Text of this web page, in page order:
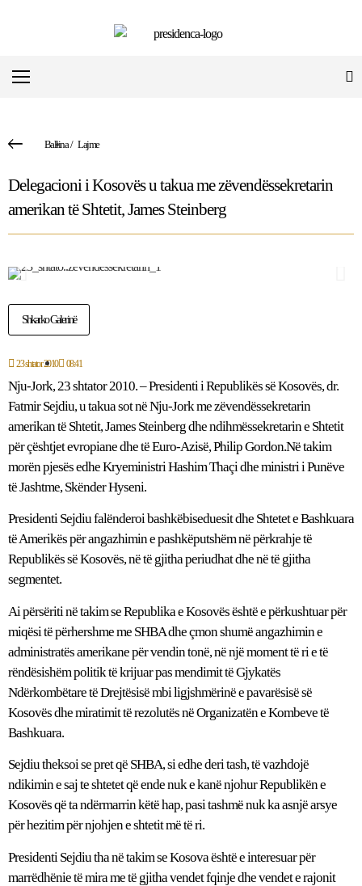
Ballina/ Lajme
Delegacioni i Kosovës u takua me zëvendëssekretarin
amerikan të Shtetit, James Steinberg
Shkarko Galerinë
23 shtator 2010 08:41
Nju-Jork, 23 shtator 2010. – Presidenti i Republikës së Kosovës, dr.
Fatmir Sejdiu, u takua sot në Nju-Jork me zëvendëssekretarin
amerikan të Shtetit, James Steinberg dhe ndihmëssekretarin e Shtetit
për çështjet evropiane dhe të Euro-Azisë, Philip Gordon.Në takim
morën pjesës edhe Kryeministri Hashim Thaçi dhe ministri i Punëve
të Jashtme, Skënder Hyseni.
Presidenti Sejdiu falënderoi bashkëbiseduesit dhe Shtetet e Bashkuara
të Amerikës për angazhimin e pashkëputshëm në përkrahje të
Republikës së Kosovës, në të gjitha periudhat dhe në të gjitha
segmentet.
Ai përsëriti në takim se Republika e Kosovës është e përkushtuar për
miqësi të përhershme me SHBA dhe çmon shumë angazhimin e
administratës amerikane për vendin tonë, në një moment të ri e të
rëndësishëm politik të krijuar pas mendimit të Gjykatës
Ndërkombëtare të Drejtësisë mbi ligjshmërinë e pavarësisë së
Kosovës dhe miratimit të rezolutës në Organizatën e Kombeve të
Bashkuara.
Sejdiu theksoi se pret që SHBA, si edhe deri tash, të vazhdojë
ndikimin e saj te shtetet që ende nuk e kanë njohur Republikën e
Kosovës që ta ndërmarrin këtë hap, pasi tashmë nuk ka asnjë arsye
për hezitim për njohjen e shtetit më të ri.
Presidenti Sejdiu tha në takim se Kosova është e interesuar për
marrëdhënie të mira me të gjitha vendet fqinje dhe vendet e rajonit